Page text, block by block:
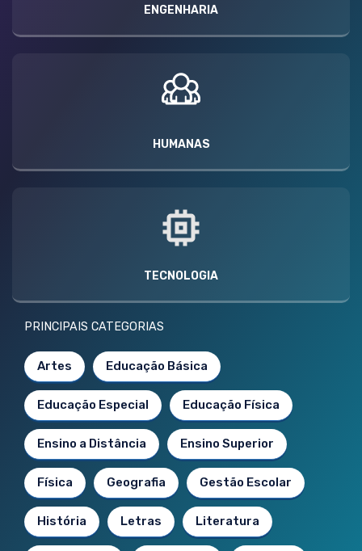
ENGENHARIA
HUMANAS
TECNOLOGIA
PRINCIPAIS CATEGORIAS
Artes Educação Básica
Educação Especial Educação Física
Ensino a Distância Ensino Superior
Física Geografia Gestão Escolar
História Letras Literatura